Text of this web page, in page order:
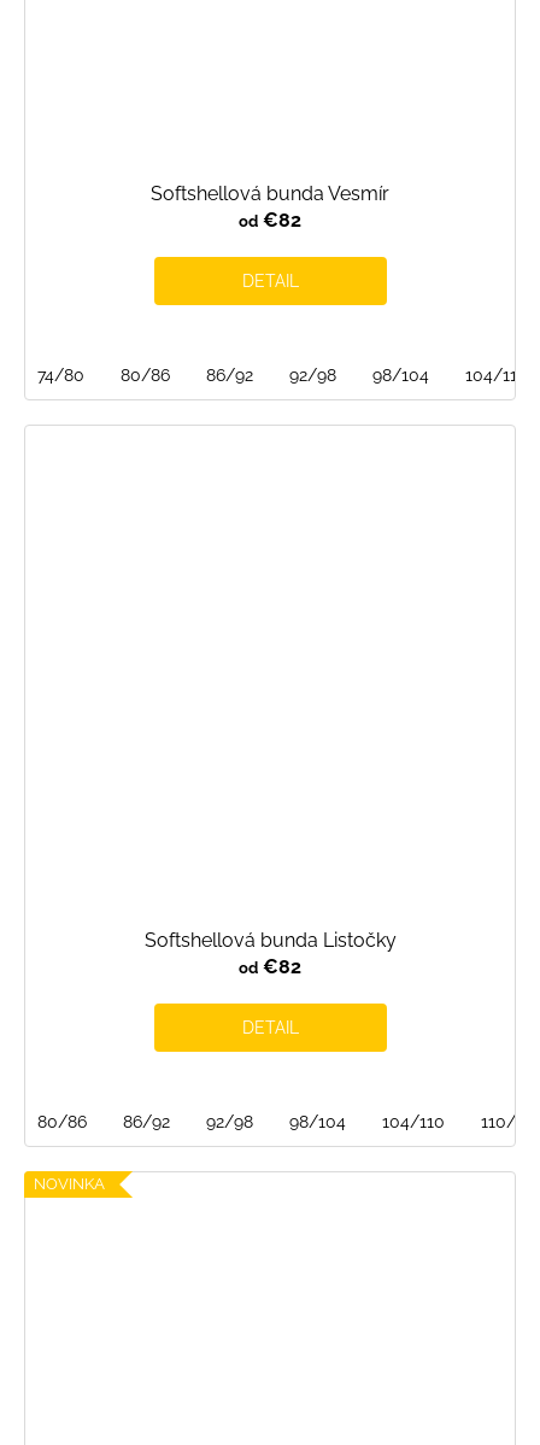
Softshellová bunda Vesmír
od €82
DETAIL
74/80 80/86 86/92 92/98 98/104 104/110
Softshellová bunda Listočky
od €82
DETAIL
80/86 86/92 92/98 98/104 104/110 110/116
NOVINKA